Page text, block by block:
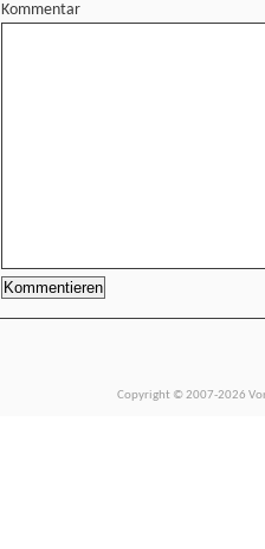
Kommentar
Copyright © 2007-2026